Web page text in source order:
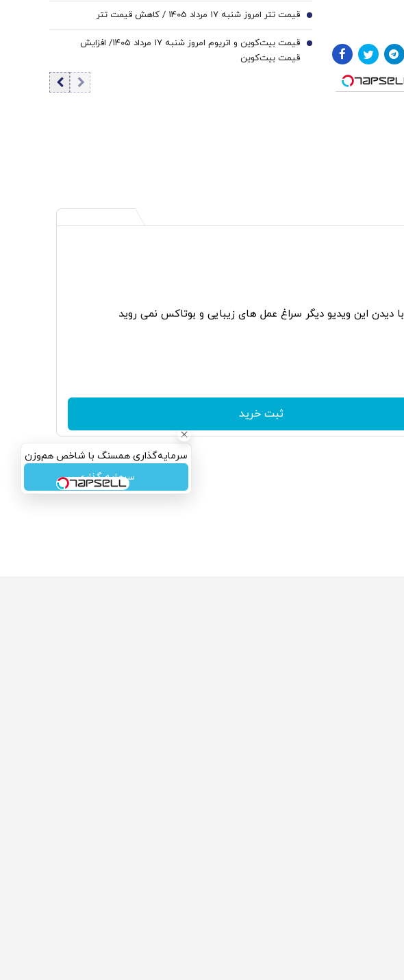
سرمایه‌گذاری همسنگ با شاخص هم‌وزن
سرمایه گذاری
قیمت تتر امروز شنبه ۱۷ مرداد 1405 / کاهش قیمت تتر 9
قیمت بیت‌کوین و اتریوم امروز شنبه ۱۷ مرداد ۱۴۰۵/ افزایش
قیمت بیت‌کوین
10
با دیدن این ویدیو دیگر سراغ عمل های زیبایی و بوتاکس نمی روید
ثبت خرید